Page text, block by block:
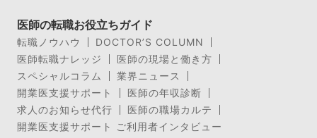
医師の転職お役立ちガイド
転職ノウハウ
DOCTOR’S COLUMN
医師転職ナレッジ
医師の現場と働き方
スペシャルコラム
業界ニュース
開業医支援サポート
医師の年収診断
求人のお知らせ代行
医師の職場カルテ
開業医支援サポート ご利用者インタビュー